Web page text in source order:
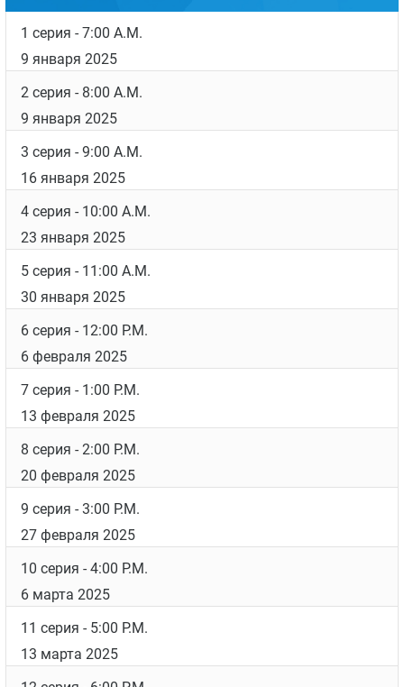
драме, наблюдая за жизнью этих героических
мужчин и женщин», —
Дата выхода
Список серий
1 серия
- 7:00 A.M.
9 января 2025
2 серия
- 8:00 A.M.
9 января 2025
3 серия
- 9:00 A.M.
16 января 2025
4 серия
- 10:00 A.M.
23 января 2025
5 серия
- 11:00 A.M.
30 января 2025
6 серия
- 12:00 P.M.
6 февраля 2025
7 серия
- 1:00 P.M.